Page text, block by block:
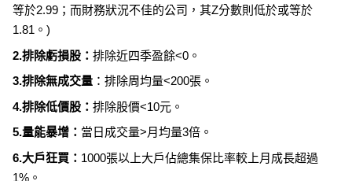
等於2.99；而財務狀況不佳的公司，其Z分數則低於或等於
1.81。)
2.排除虧損股： 排除近四季盈餘<0。
3.排除無成交量 ：排除周均量<200張。
4.排除低價股： 排除股價<10元。
5.量能暴增： 當日成交量>月均量3倍。
6.大戶狂買： 1000張以上大戶佔總集保比率較上月成長超過
1%。